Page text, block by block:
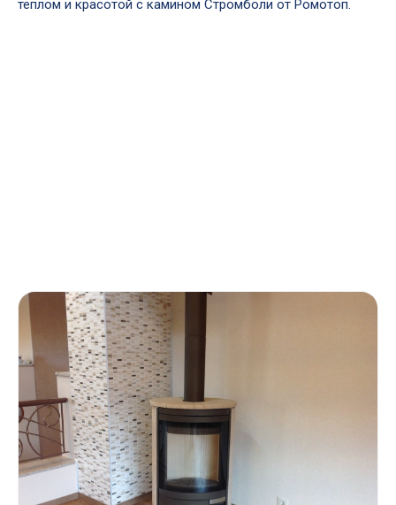
теплом и красотой с камином Стромболи от Ромотоп.